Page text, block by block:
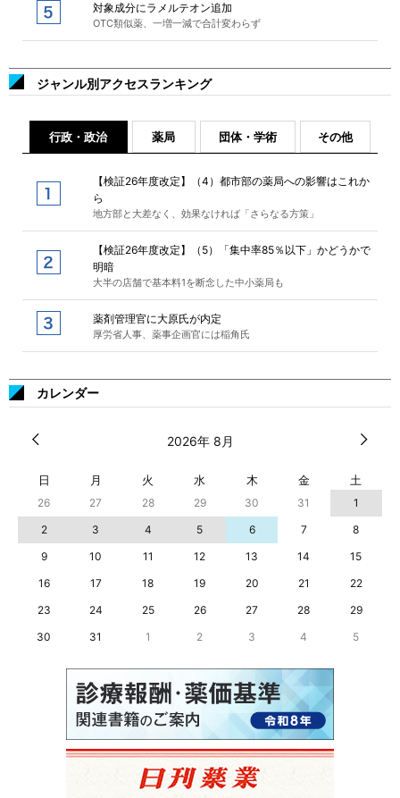
対象成分にラメルテオン追加
OTC類似薬、一増一減で合計変わらず
ジャンル別アクセスランキング
行政・政治 薬局 団体・学術 その他
【検証26年度改定】（4）都市部の薬局への影響はこれか
ら
地方部と大差なく、効果なければ「さらなる方策」
【検証26年度改定】（5）「集中率85％以下」かどうかで
明暗
大半の店舗で基本料1を断念した中小薬局も
薬剤管理官に大原氏が内定
厚労省人事、薬事企画官には稲角氏
カレンダー
2026年 8月
日 月 火 水 木 金 土
26 27 28 29 30 31
1
2
3 4 5 6 7
8
9
10 11 12 13 14
15
16
17 18 19 20 21
22
23
24 25 26 27 28
29
30
31 1 2 3 4 5